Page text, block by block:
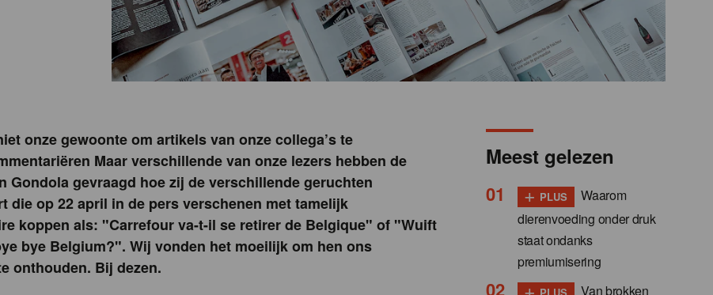
onze gewoonte om artikels van onze collega’s te
Maar verschillende van onze lezers hebben de
Gondola gevraagd hoe zij de verschillende geruchten
die op 22 april in de pers verschenen met tamelijk
koppen als: "Carrefour va-t-il se retirer de Belgique" of "Wuift
bye Belgium?". Wij vonden het moeilijk om hen ons
onthouden. Bij dezen.
Meest gelezen
+ PLUS
Waarom
dierenvoeding onder druk
staat ondanks
premiumisering
Van brokken